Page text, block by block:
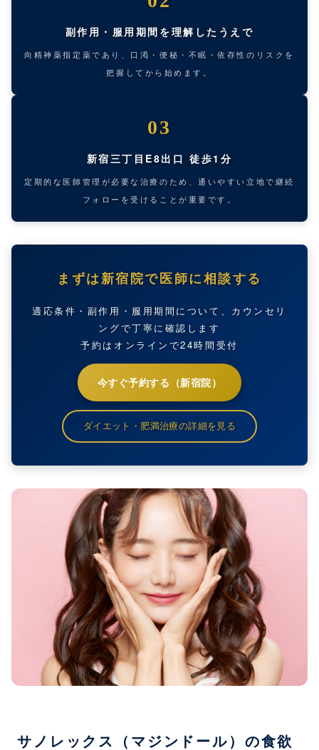
副作用・服用期間を理解したうえで
向精神薬指定薬であり、口渇・便秘・不眠・依存性のリスクを
把握してから始めます。
03
新宿三丁目E8出口 徒歩1分
定期的な医師管理が必要な治療のため、通いやすい立地で継続
フォローを受けることが重要です。
まずは新宿院で医師に相談する
適応条件・副作用・服用期間について、カウンセリ
ングで丁寧に確認します
予約はオンラインで24時間受付
今すぐ予約する（新宿院）
ダイエット・肥満治療の詳細を見る
サノレックス（マジンドール）の食欲